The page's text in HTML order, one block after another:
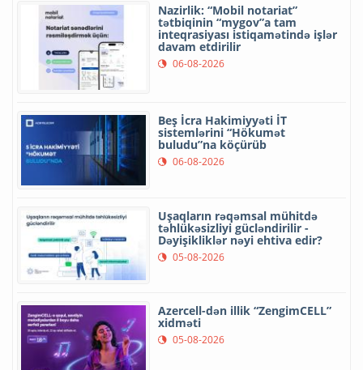
Nazirlik: “Mobil notariat”
tətbiqinin “mygov”a tam
inteqrasiyası istiqamətində işlər
davam etdirilir
06-08-2026
Beş İcra Hakimiyyəti İT
sistemlərini “Hökumət
buludu”na köçürüb
06-08-2026
Uşaqların rəqəmsal mühitdə
təhlükəsizliyi gücləndirilir -
Dəyişikliklər nəyi ehtiva edir?
05-08-2026
Azercell-dən illik “ZengimCELL”
xidməti
05-08-2026